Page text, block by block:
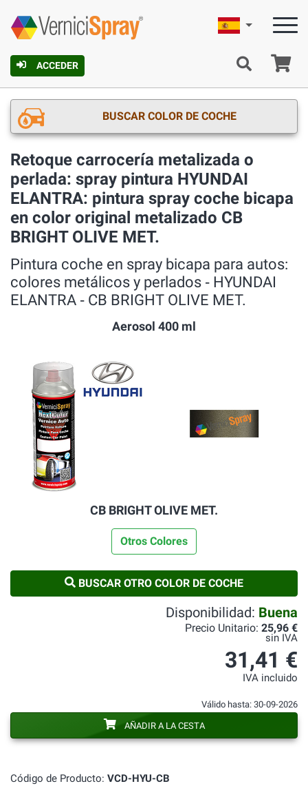
ACCEDER
Español
BUSCAR COLOR DE COCHE
Retoque carrocería metalizada o
perlada: spray pintura HYUNDAI
ELANTRA: pintura spray coche bicapa
en color original metalizado CB
BRIGHT OLIVE MET.
Pintura coche en spray bicapa para autos:
colores metálicos y perlados ‐ HYUNDAI
ELANTRA ‐ CB BRIGHT OLIVE MET.
Aerosol 400 ml
CB BRIGHT OLIVE MET.
Otros Colores
BUSCAR OTRO COLOR DE COCHE
Código de Producto: VCD-HYU-CB
Disponibilidad: Buena
Precio Unitario: 25,96 €
sin IVA
31,41 €
IVA incluido
Válido hasta: 30-09-2026
AÑADIR A LA CESTA